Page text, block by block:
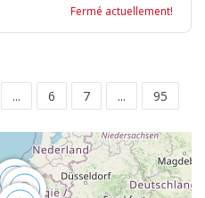
Fermé actuellement!
... 6 7 ... 95